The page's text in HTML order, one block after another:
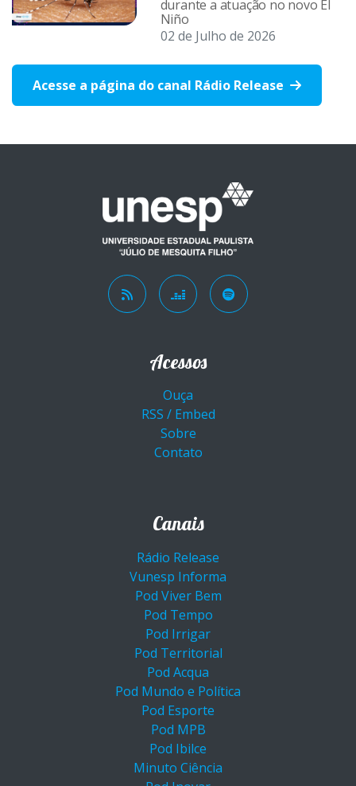
durante a atuação no novo El
Niño
02 de Julho de 2026
Acesse a página do canal Rádio Release
Acessos
Ouça
RSS / Embed
Sobre
Contato
Canais
Rádio Release
Vunesp Informa
Pod Viver Bem
Pod Tempo
Pod Irrigar
Pod Territorial
Pod Acqua
Pod Mundo e Política
Pod Esporte
Pod MPB
Pod Ibilce
Minuto Ciência